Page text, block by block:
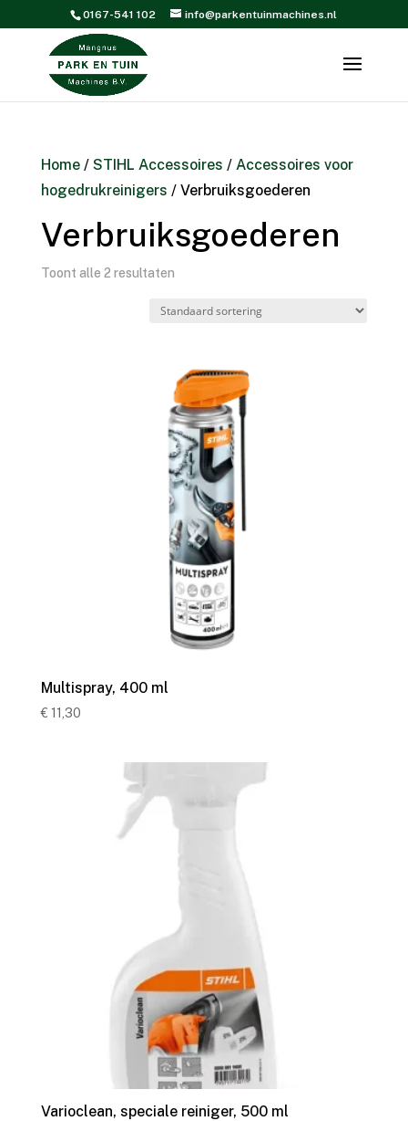
0167-541 102 info@parkentuinmachines.nl
Home/ STIHL Accessoires / Accessoires voor
hogedrukreinigers / Verbruiksgoederen
Verbruiksgoederen
Toont alle 2 resultaten
Multispray, 400 ml
€ 11,30
Varioclean, speciale reiniger, 500 ml